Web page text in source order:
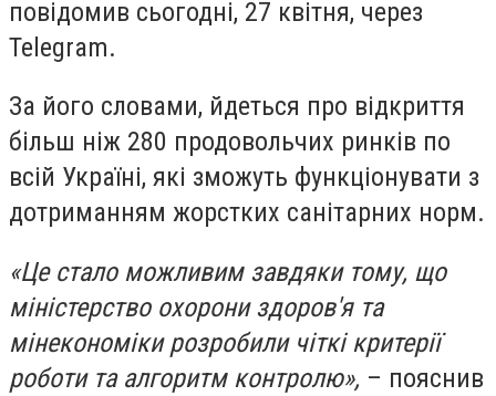
повідомив сьогодні, 27 квітня, через
Telegram.
За його словами, йдеться про відкриття
більш ніж 280 продовольчих ринків по
всій Україні, які зможуть функціонувати з
дотриманням жорстких санітарних норм.
«Це стало можливим завдяки тому, що
міністерство охорони здоров'я та
мінекономіки розробили чіткі критерії
роботи та алгоритм контролю», – пояснив